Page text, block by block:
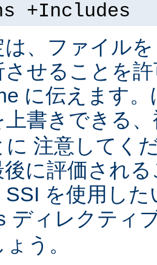
+Includes
は、ファイル
させることを
に伝えます
上書きできる
に 注意してく
に評価され
SSI を使用し
ディレクティ
う。